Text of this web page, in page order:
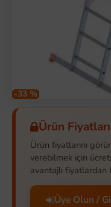
-33 %
Ürün
Ürün fiyatlarını
verebilmek için
avantajlı fiyatlardan
Üye Olun /